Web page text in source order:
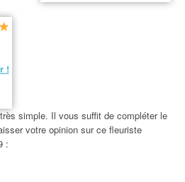
!
simple. Il vous suffit de compléter le
votre opinion sur ce fleuriste
: